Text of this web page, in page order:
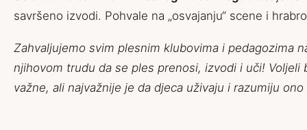
savršeno izvodi. Pohvale na „osvajanju“ scene i
Zahvaljujemo svim plesnim klubovima i pedagozima
njihovom trudu da se ples prenosi, izvodi i uči!
važne, ali najvažnije je da djeca uživaju i razumiju